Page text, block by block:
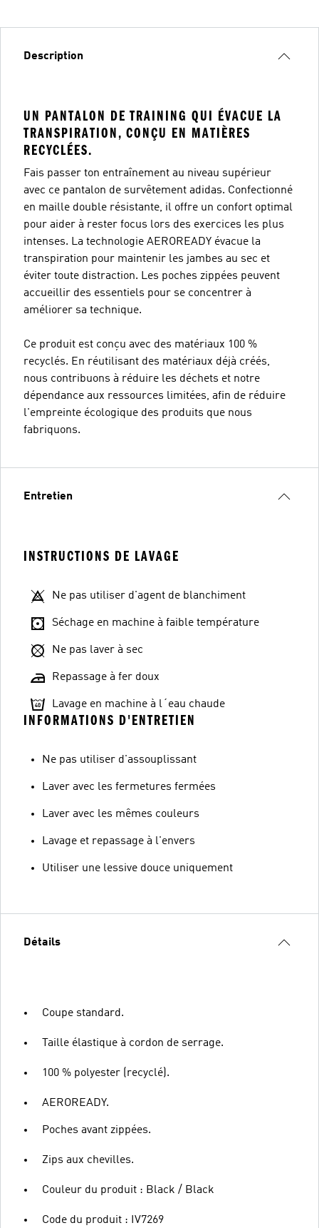
Description
UN PANTALON DE TRAINING QUI ÉVACUE LA
TRANSPIRATION, CONÇU EN MATIÈRES
RECYCLÉES.
Fais passer ton entraînement au niveau supérieur
avec ce pantalon de survêtement adidas. Confectionné
en maille double résistante, il offre un confort optimal
pour aider à rester focus lors des exercices les plus
intenses. La technologie AEROREADY évacue la
transpiration pour maintenir les jambes au sec et
éviter toute distraction. Les poches zippées peuvent
accueillir des essentiels pour se concentrer à
améliorer sa technique.
Ce produit est conçu avec des matériaux 100 %
recyclés. En réutilisant des matériaux déjà créés,
nous contribuons à réduire les déchets et notre
dépendance aux ressources limitées, afin de réduire
l'empreinte écologique des produits que nous
fabriquons.
Entretien
INSTRUCTIONS DE LAVAGE
Ne pas utiliser d'agent de blanchiment
Séchage en machine à faible température
Ne pas laver à sec
Repassage à fer doux
Lavage en machine à l´eau chaude
INFORMATIONS D'ENTRETIEN
Ne pas utiliser d'assouplissant
Laver avec les fermetures fermées
Laver avec les mêmes couleurs
Lavage et repassage à l'envers
Utiliser une lessive douce uniquement
Détails
Coupe standard.
Taille élastique à cordon de serrage.
100 % polyester (recyclé).
AEROREADY.
Poches avant zippées.
Zips aux chevilles.
Couleur du produit : Black / Black
Code du produit : IV7269